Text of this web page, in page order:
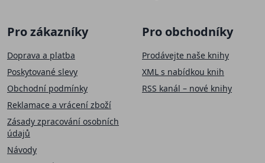
Pro zákazníky
Doprava a platba
Poskytované slevy
Obchodní podmínky
Reklamace a vrácení zboží
Zásady zpracování osobních
údajů
Návody
Pro obchodníky
Prodávejte naše knihy
XML s nabídkou knih
RSS kanál – nové knihy